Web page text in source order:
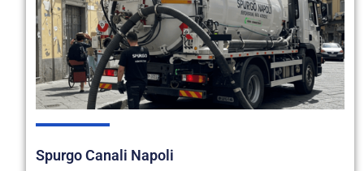
Spurgo Canali Napoli